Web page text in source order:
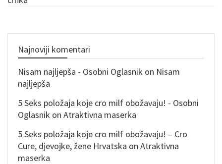
Najnoviji komentari
Nisam najljepša - Osobni Oglasnik on Nisam
najljepša
5 Seks položaja koje cro milf obožavaju! - Osobni
Oglasnik on Atraktivna maserka
5 Seks položaja koje cro milf obožavaju! – Cro
Cure, djevojke, žene Hrvatska on Atraktivna
maserka